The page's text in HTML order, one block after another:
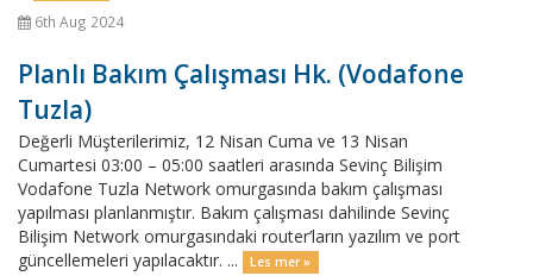
6th Aug 2024
Planlı Bakım Çalışması Hk. (Vodafone
Tuzla)
Değerli Müşterilerimiz, 12 Nisan Cuma ve 13 Nisan
Cumartesi 03:00 – 05:00 saatleri arasında Sevinç Bilişim
Vodafone Tuzla Network omurgasında bakım çalışması
yapılması planlanmıştır. Bakım çalışması dahilinde Sevinç
Bilişim Network omurgasındaki router’ların yazılım ve port
güncellemeleri yapılacaktır. ...
Les mer »